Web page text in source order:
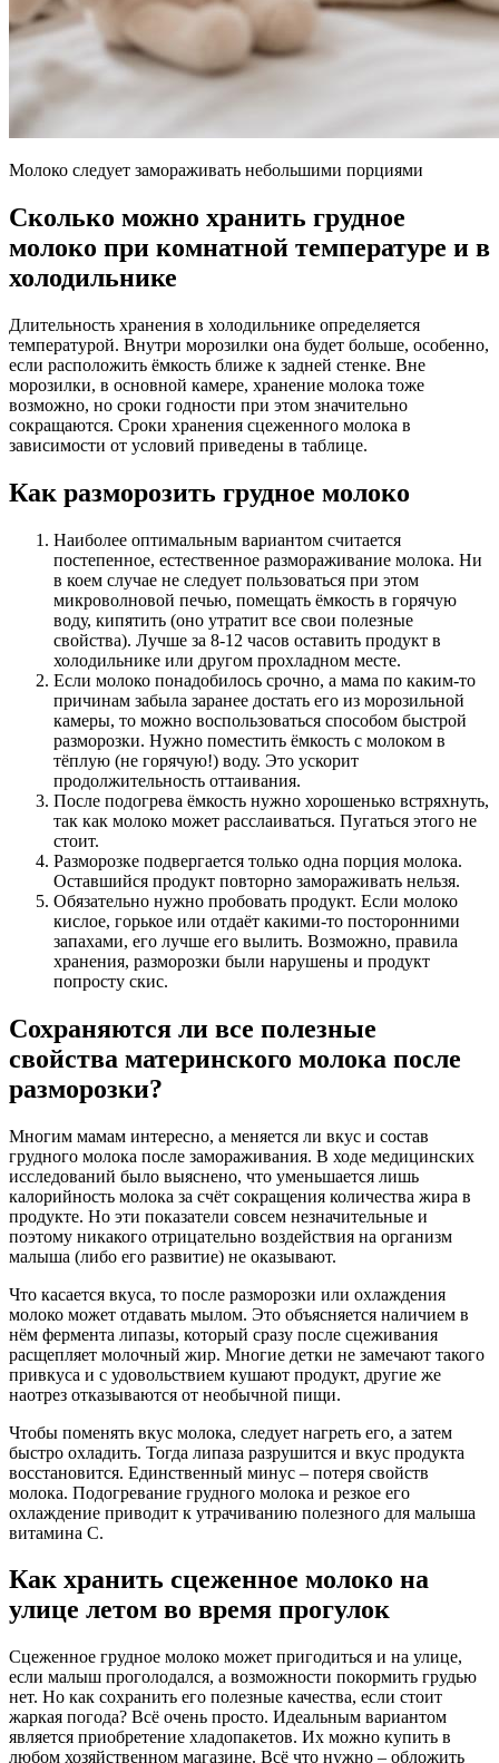
Молоко следует замораживать небольшими порциями
Сколько можно хранить грудное
молоко при комнатной температуре и в
холодильнике
Длительность хранения в холодильнике определяется
температурой. Внутри морозилки она будет больше, особенно,
если расположить ёмкость ближе к задней стенке. Вне
морозилки, в основной камере, хранение молока тоже
возможно, но сроки годности при этом значительно
сокращаются. Сроки хранения сцеженного молока в
зависимости от условий приведены в таблице.
Как разморозить грудное молоко
Наиболее оптимальным вариантом считается
постепенное, естественное размораживание молока. Ни
в коем случае не следует пользоваться при этом
микроволновой печью, помещать ёмкость в горячую
воду, кипятить (оно утратит все свои полезные
свойства). Лучше за 8-12 часов оставить продукт в
холодильнике или другом прохладном месте.
Если молоко понадобилось срочно, а мама по каким-то
причинам забыла заранее достать его из морозильной
камеры, то можно воспользоваться способом быстрой
разморозки. Нужно поместить ёмкость с молоком в
тёплую (не горячую!) воду. Это ускорит
продолжительность оттаивания.
После подогрева ёмкость нужно хорошенько встряхнуть,
так как молоко может расслаиваться. Пугаться этого не
стоит.
Разморозке подвергается только одна порция молока.
Оставшийся продукт повторно замораживать нельзя.
Обязательно нужно пробовать продукт. Если молоко
кислое, горькое или отдаёт какими-то посторонними
запахами, его лучше его вылить. Возможно, правила
хранения, разморозки были нарушены и продукт
попросту скис.
Сохраняются ли все полезные
свойства материнского молока после
разморозки?
Многим мамам интересно, а меняется ли вкус и состав
грудного молока после замораживания. В ходе медицинских
исследований было выяснено, что уменьшается лишь
калорийность молока за счёт сокращения количества жира в
продукте. Но эти показатели совсем незначительные и
поэтому никакого отрицательно воздействия на организм
малыша (либо его развитие) не оказывают.
Что касается вкуса, то после разморозки или охлаждения
молоко может отдавать мылом. Это объясняется наличием в
нём фермента липазы, который сразу после сцеживания
расщепляет молочный жир. Многие детки не замечают такого
привкуса и с удовольствием кушают продукт, другие же
наотрез отказываются от необычной пищи.
Чтобы поменять вкус молока, следует нагреть его, а затем
быстро охладить. Тогда липаза разрушится и вкус продукта
восстановится. Единственный минус – потеря свойств
молока. Подогревание грудного молока и резкое его
охлаждение приводит к утрачиванию полезного для малыша
витамина С.
Как хранить сцеженное молоко на
улице летом во время прогулок
Сцеженное грудное молоко может пригодиться и на улице,
если малыш проголодался, а возможности покормить грудью
нет. Но как сохранить его полезные качества, если стоит
жаркая погода? Всё очень просто. Идеальным вариантом
является приобретение хладопакетов. Их можно купить в
любом хозяйственном магазине. Всё что нужно – обложить